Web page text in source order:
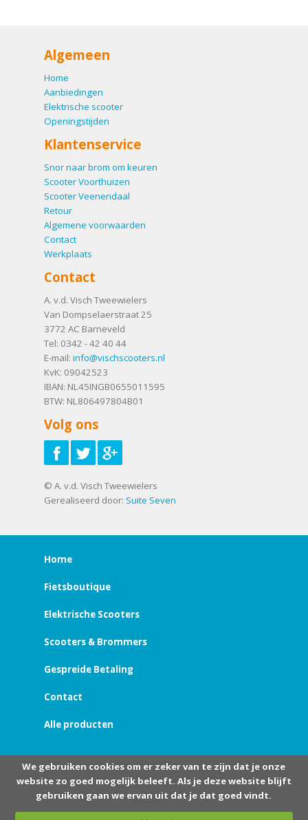
Algemeen
Home
Aanbiedingen
Elektrische scooter
Openingstijden
Klantenservice
Snor naar brom om keuren
Scooter Voorthuizen
Scooter Veenendaal
Retour
Algemene voorwaarden
Contact
Werkplaats
Contact
A. v.d. Visch Tweewielers
Van Dompselaerstraat 25
3772 AC Barneveld
Tel: 0342 - 42 40 44
E-mail: info@vischscooters.nl
KvK: 09042523
IBAN: NL45INGB0655011595
BTW: NL806497804B01
Volg ons
© A. v.d. Visch Tweewielers
Gerealiseerd door: Suite Seven
Home
Fietsboutique
Elektrische Scooters
Scooters & Brommers
Gespreide Betaling
Contact
Alle producten
We gebruiken cookies om er zeker van te zijn dat je onze
website zo goed mogelijk beleeft. Als je deze website blijft
gebruiken gaan we ervan uit dat je dat goed vindt.